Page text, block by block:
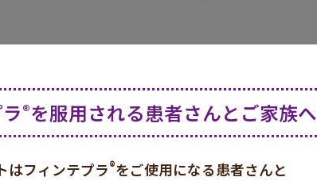
®を服用される患者さんとご家族へ
はフィンテプラ®をご使用になる患者さんと